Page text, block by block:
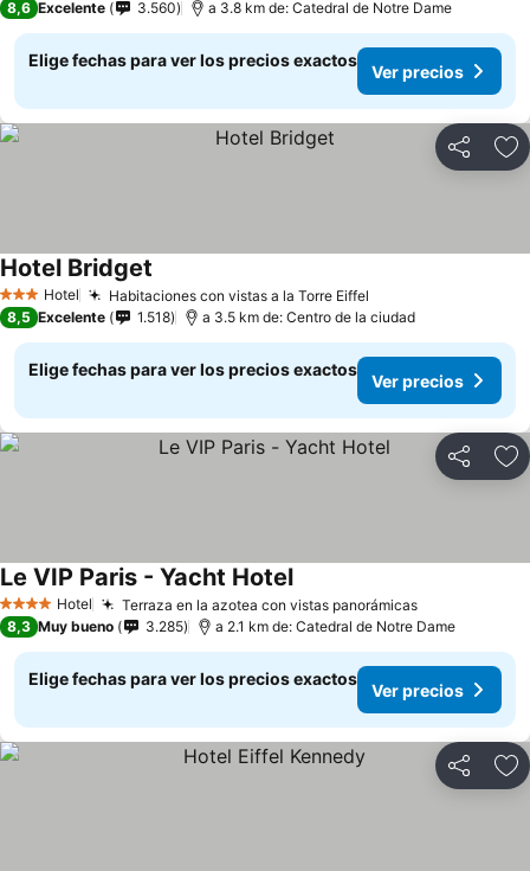
8,6 Excelente 3.560 a 3.8 km de: Catedral de Notre Dame
Elige fechas para ver los precios exactos
Ver precios
Compartir
3 Estrellas
Hotel Habitaciones con vistas a la Torre Eiffel
Hotel Bridget
8,5 Excelente 1.518 a 3.5 km de: Centro de la ciudad
Elige fechas para ver los precios exactos
Ver precios
Compartir
4 EstrellasHotel Terraza en la azotea con vistas panorámicas
Le VIP Paris - Yacht Hotel
8,3 Muy bueno 3.285 a 2.1 km de: Catedral de Notre Dame
Elige fechas para ver los precios exactos
Ver precios
Compartir